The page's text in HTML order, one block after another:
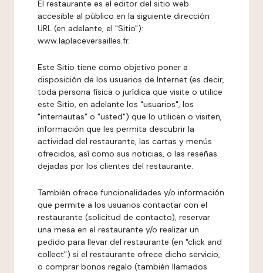
El restaurante es el editor del sitio web
accesible al público en la siguiente dirección
URL (en adelante, el "Sitio"):
www.laplaceversailles.fr.
Este Sitio tiene como objetivo poner a
disposición de los usuarios de Internet (es decir,
toda persona física o jurídica que visite o utilice
este Sitio, en adelante los "usuarios", los
"internautas" o "usted") que lo utilicen o visiten,
información que les permita descubrir la
actividad del restaurante, las cartas y menús
ofrecidos, así como sus noticias, o las reseñas
dejadas por los clientes del restaurante.
También ofrece funcionalidades y/o información
que permite a los usuarios contactar con el
restaurante (solicitud de contacto), reservar
una mesa en el restaurante y/o realizar un
pedido para llevar del restaurante (en "click and
collect") si el restaurante ofrece dicho servicio,
o comprar bonos regalo (también llamados